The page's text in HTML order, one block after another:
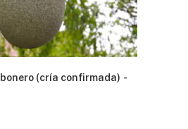
(cría confirmada)